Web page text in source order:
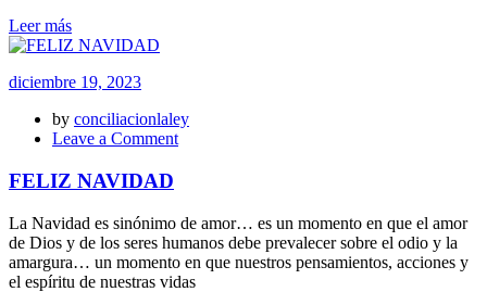
Leer más
diciembre 19, 2023
by conciliacionlaley
Leave a Commenton
FELIZ NAVIDAD
La Navidad es sinónimo de amor… es un momento en que el amor
de Dios y de los seres humanos debe prevalecer sobre el odio y la
amargura… un momento en que nuestros pensamientos, acciones y
el espíritu de nuestras vidas